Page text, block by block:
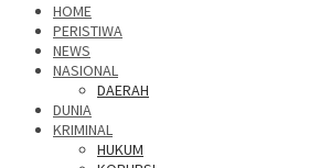
HOME
PERISTIWA
NEWS
NASIONAL
DAERAH
DUNIA
KRIMINAL
HUKUM